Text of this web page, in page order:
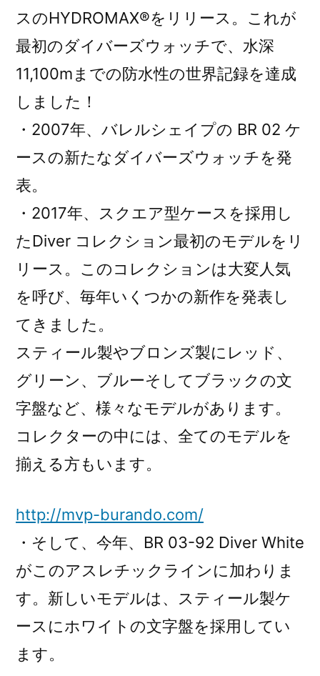
スのHYDROMAX®をリリース。これが
最初のダイバーズウォッチで、水深
11,100mまでの防水性の世界記録を達成
しました！
・2007年、バレルシェイプの BR 02 ケ
ースの新たなダイバーズウォッチを発
表。
・2017年、スクエア型ケースを採用し
たDiver コレクション最初のモデルをリ
リース。このコレクションは大変人気
を呼び、毎年いくつかの新作を発表し
てきました。
スティール製やブロンズ製にレッド、
グリーン、ブルーそしてブラックの文
字盤など、様々なモデルがあります。
コレクターの中には、全てのモデルを
揃える方もいます。
http://mvp-burando.com/
・そして、今年、BR 03-92 Diver White
がこのアスレチックラインに加わりま
す。新しいモデルは、スティール製ケ
ースにホワイトの文字盤を採用してい
ます。